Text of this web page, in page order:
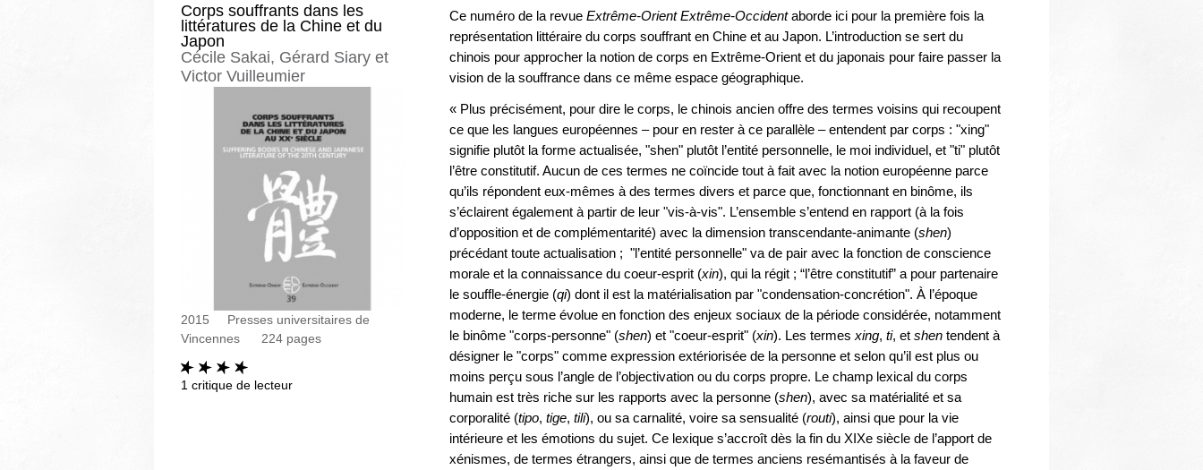
XXe siècle
Autres civilisations
Thématiques
Corps souffrants dans les
littératures de la Chine et du
Japon
Cécile Sakai, Gérard Siary et
Victor Vuilleumier
2015
Presses universitaires de
Vincennes
224 pages
1 critique de lecteur
Ce numéro de la revue Extrême-Orient Extrême-Occidentaborde ici pour la première fois la
représentation littéraire du corps souffrant en Chine et au Japon. L’introduction se sert du
chinois pour approcher la notion de corps en Extrême-Orient et du japonais pour faire passer la
vision de la souffrance dans ce même espace géographique.
« Plus précisément, pour dire le corps, le chinois ancien offre des termes voisins qui recoupent
ce que les langues européennes – pour en rester à ce parallèle – entendent par corps : "xing"
signifie plutôt la forme actualisée, "shen" plutôt l’entité personnelle, le moi individuel, et "ti" plutôt
l’être constitutif. Aucun de ces termes ne coïncide tout à fait avec la notion européenne parce
qu’ils répondent eux-mêmes à des termes divers et parce que, fonctionnant en binôme, ils
s’éclairent également à partir de leur "vis-à-vis". L’ensemble s’entend en rapport (à la fois
d’opposition et de complémentarité) avec la dimension transcendante-animante (shen)
précédant toute actualisation ; "l’entité personnelle" va de pair avec la fonction de conscience
morale et la connaissance du coeur-esprit (xin), qui la régit ; “l’être constitutif” a pour partenaire
le souffle-énergie (qi) dont il est la matérialisation par "condensation-concrétion". À l’époque
moderne, le terme évolue en fonction des enjeux sociaux de la période considérée, notamment
le binôme "corps-personne" (shen) et "coeur-esprit" (xin). Les termes xing, ti, et shen tendent à
désigner le "corps" comme expression extériorisée de la personne et selon qu’il est plus ou
moins perçu sous l’angle de l’objectivation ou du corps propre. Le champ lexical du corps
humain est très riche sur les rapports avec la personne (shen), avec sa matérialité et sa
corporalité (tipo, tige, tili), ou sa carnalité, voire sa sensualité (routi), ainsi que pour la vie
intérieure et les émotions du sujet. Ce lexique s’accroît dès la fin du XIXe siècle de l’apport de
xénismes, de termes étrangers, ainsi que de termes anciens resémantisés à la faveur de